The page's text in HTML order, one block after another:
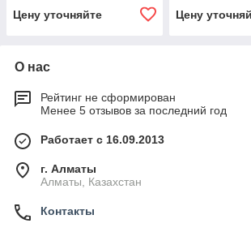
Цену уточняйте Цену
О нас
Рейтинг не сформирован
Менее 5 отзывов за последний год
Работает с 16.09.2013
г. Алматы
Алматы, Казахстан
Контакты